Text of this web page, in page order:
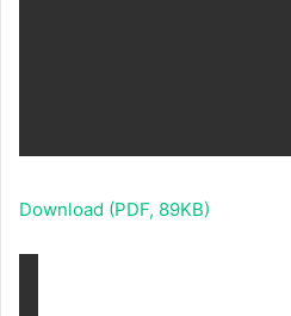
Download (PDF, 89KB)